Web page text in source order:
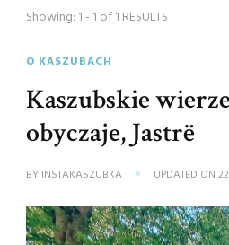
Showing: 1 - 1 of 1 RESULTS
O KASZUBACH
Kaszubskie
obyczaje, Jastrë
BY INSTAKASZUBKA UPDATED ON